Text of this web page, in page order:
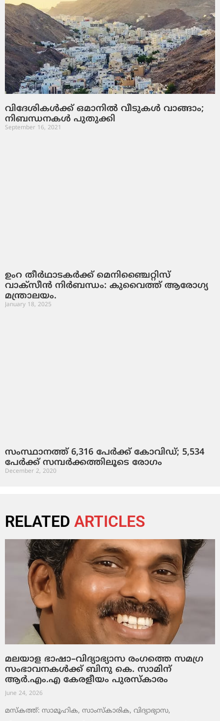
വിദേശികള്‍ക്ക് ഒമാനില്‍ വീടുകള്‍ വാങ്ങാം;
നിബന്ധനകള്‍ പുതുക്കി
September 16, 2021
ഉംറ തീർഥാടകർക്ക് മെനിഞ്ചൈറ്റിസ്
വാക്സീൻ നിർബന്ധം: കുവൈത്ത് ആരോഗ്യ
മന്ത്രാലയം.
January 18, 2025
സംസ്ഥാനത്ത് 6,316 പേര്‍ക്ക് കോവിഡ്; 5,534
പേര്‍ക്ക് സമ്പര്‍ക്കത്തിലൂടെ രോഗം
December 2, 2020
RELATED ARTICLES
മലയാള ഭാഷാ–വിദ്യാഭ്യാസ രംഗത്തെ സമഗ്ര
സംഭാവനകൾക്ക് ബിനു കെ. സാമിന്
ആർ.എം.എ കേരളീയം പുരസ്‌കാരം
June 24, 2026
മസ്കത്ത്: സാമൂഹിക, സാംസ്‌കാരിക, വിദ്യാഭ്യാസ,